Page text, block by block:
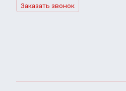
Заказать звонок